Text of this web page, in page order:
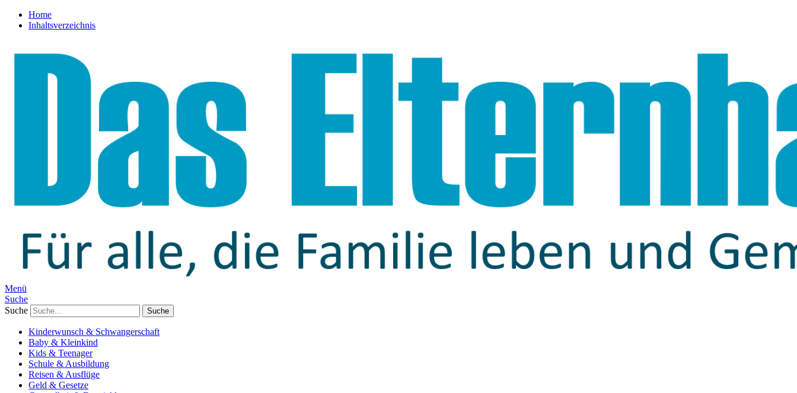
Home
Inhaltsverzeichnis
Menü
Suche
Suche
Kinderwunsch & Schwangerschaft
Baby & Kleinkind
Kids & Teenager
Schule & Ausbildung
Reisen & Ausflüge
Geld & Gesetze